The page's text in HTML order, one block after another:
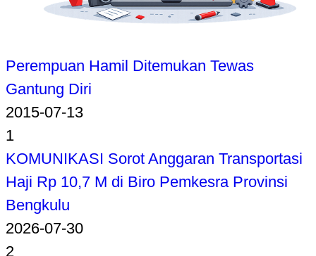
Perempuan Hamil Ditemukan Tewas
Gantung Diri
2015-07-13
1
KOMUNIKASI Sorot Anggaran Transportasi
Haji Rp 10,7 M di Biro Pemkesra Provinsi
Bengkulu
2026-07-30
2